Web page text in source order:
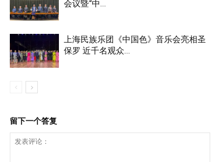
会议暨“中...
上海民族乐团《中国色》音乐会亮相圣
保罗 近千名观众...
留下一个答复